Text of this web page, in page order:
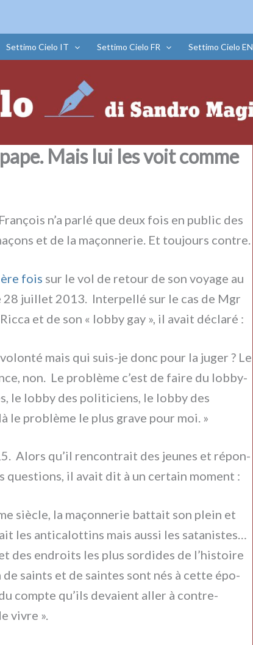
Settimo Cielo IT Settimo Cielo FR Settimo Cielo EN
Mais lui les voit comme
n’a par­lé que deux fois en public des
et de la maçon­ne­rie. Et tou­jours con­tre.
fois sur le vol de retour de son voya­ge au
28 juil­let 2013. Interpellé sur le cas de Mgr
et de son « lob­by gay », il avait décla­ré :
mais qui suis-je donc pour la juger ? Le
non. Le pro­blè­me c’est de fai­re du lob­by­
le lob­by des poli­ti­ciens, le lob­by des
le pro­blè­me le plus gra­ve pour moi. »
Alors qu’il ren­con­trait des jeu­nes et répon­
il avait dit à un cer­tain moment :
siè­cle, la maçon­ne­rie bat­tait son plein et
les anti­ca­lot­tins mais aus­si les sata­ni­stes…
des endroi­ts les plus sor­di­des de l’histoire
sain­ts et de sain­tes sont nés à cet­te épo­
comp­te qu’ils deva­ient aller à contre-
vivre ».